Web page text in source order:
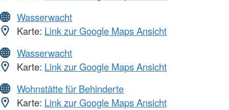
Wasserwacht
Karte: Link zur Google Maps Ansicht
Wasserwacht
Karte: Link zur Google Maps Ansicht
Wohnstätte für Behinderte
Karte: Link zur Google Maps Ansicht